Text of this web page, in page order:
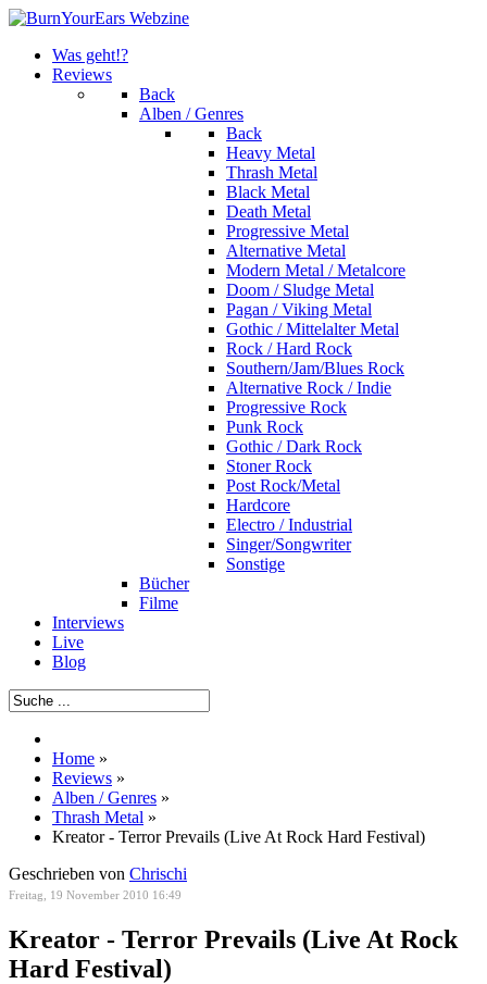
Was geht!?
Reviews
Back
Alben / Genres
Back
Heavy Metal
Thrash Metal
Black Metal
Death Metal
Progressive Metal
Alternative Metal
Modern Metal / Metalcore
Doom / Sludge Metal
Pagan / Viking Metal
Gothic / Mittelalter Metal
Rock / Hard Rock
Southern/Jam/Blues Rock
Alternative Rock / Indie
Progressive Rock
Punk Rock
Gothic / Dark Rock
Stoner Rock
Post Rock/Metal
Hardcore
Electro / Industrial
Singer/Songwriter
Sonstige
Bücher
Filme
Interviews
Live
Blog
Home »
Reviews »
Alben / Genres »
Thrash Metal »
Kreator - Terror Prevails (Live At Rock Hard Festival)
Geschrieben von Chrischi
Freitag, 19 November 2010 16:49
Kreator - Terror Prevails (Live At Rock
Hard Festival)